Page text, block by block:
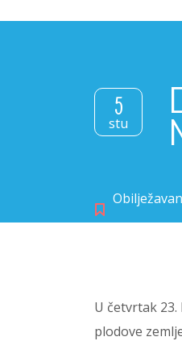
5
stu
U četvrtak
plodove